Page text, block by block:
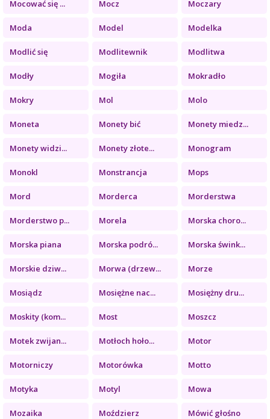
Mocować się ... Mocz Moczary
Moda Model Modelka
Modlić się Modlitewnik Modlitwa
Modły Mogiła Mokradło
Mokry Mol Molo
Moneta Monety bić Monety miedz...
Monety widzi... Monety złote... Monogram
Monokl Monstrancja Mops
Mord Morderca Morderstwa
Morderstwo p... Morela Morska choro...
Morska piana Morska podró... Morska śwink...
Morskie dziw... Morwa (drzew... Morze
Mosiądz Mosiężne nac... Mosiężny dru...
Moskity (kom... Most Moszcz
Motek zwijan... Motłoch hoło... Motor
Motorniczy Motorówka Motto
Motyka Motyl Mowa
Mozaika Moździerz Mówić głośno